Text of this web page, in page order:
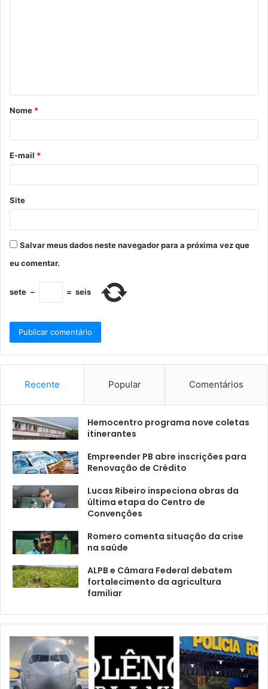
Nome *
E-mail *
Site
Salvar meus dados neste navegador para a próxima vez que
eu comentar.
sete − = seis
Recente Popular Comentários
Hemocentro programa nove coletas
itinerantes
Empreender PB abre inscrições para
Renovação de Crédito
Lucas Ribeiro inspeciona obras da
última etapa do Centro de
Convenções
Romero comenta situação da crise
na saúde
ALPB e Câmara Federal debatem
fortalecimento da agricultura
familiar